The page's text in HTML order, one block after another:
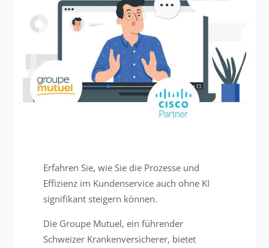
Erfahren Sie, wie Sie die Prozesse und
Effizienz im Kundenservice auch ohne KI
signifikant steigern können.
Die Groupe Mutuel, ein führender
Schweizer Krankenversicherer, bietet